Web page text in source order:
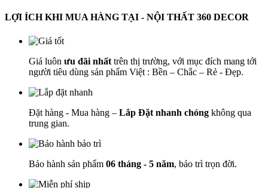
LỢI ÍCH KHI MUA HÀNG TẠI - NỘI THẤT 360 DECOR
Giá luôn ưu đãi nhất trên thị trường, với mục đích mang tới
người tiêu dùng sản phẩm Việt : Bền – Chắc – Rẻ - Đẹp.
Đặt hàng - Mua hàng – Lắp Đặt nhanh chóng không qua
trung gian.
Bảo hành sản phẩm 06 tháng - 5 năm, bảo trì trọn đời.